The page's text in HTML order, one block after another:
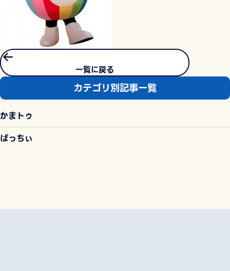
一覧に戻る
カテゴリ別記事一覧
かまトゥ
ぱっちぃ